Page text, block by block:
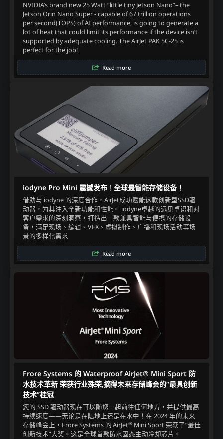
NVIDIA’s brand new 25 Watt “little tiny Jetson Nano”– the
Jetson Orin Nano Super - capable of 67 trillion operations
per second(TOPS) of AI performance, is going to generate a
lot of heat that could limit its performance if the device isn’t
supported by adequate cooling. The AirJet PAK 5C-25 is
perfect for the job!
Read more
iodyne Pro Mini 震撼发布！全球最智能存储设备！
借助与 iodyne 的深度合作，AirJet成功赋能这款创新型SSD驱
动器，为其注入全新功能和性能。 iodyne卓越的远见卓识和对
客户需求的深刻洞察，打造出一款兼具智能与便携的存储设
备，满足现场、编辑、VFX、虚拟制作、广播和现场活动等场
景的多样化需求
Read more
Frore Systems 的 Waterproof AirJet® Mini Sport 防
水技术革新 荣获行业殊荣,摘得未来存储峰会的“最具创新
技术”桂冠
您的 SSD 驱动器现在可以随您一起前往任何地方，并提供最高
持续速度——无论是在陆地上还是在水中！​在 2024 年的未来
存储峰会上，Frore Systems 的 AirJet®Mini Sport 荣获了“最佳
创新技术”大奖。这是全球首款防水固态主动冷却芯片。​